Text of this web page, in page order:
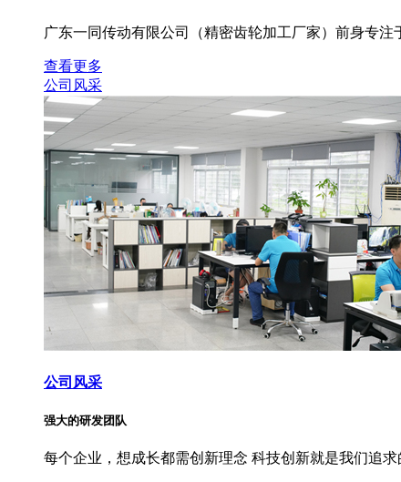
广东一同传动有限公司（精密齿轮加工厂家）前身专
查看更多
公司风采
公司风采
强大的研发团队
每个企业，想成长都需创新理念 科技创新就是我们追